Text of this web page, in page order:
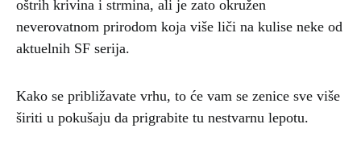
oštrih krivina i strmina, ali je zato okružen
neverovatnom prirodom koja više liči na kulise neke od
aktuelnih SF serija.
Kako se približavate vrhu, to će vam se zenice sve više
širiti u pokušaju da prigrabite tu nestvarnu lepotu.